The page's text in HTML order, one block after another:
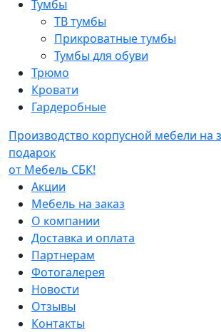
Тумбы
ТВ тумбы
Прикроватные тумбы
Тумбы для обуви
Трюмо
Кровати
Гардеробные
Производство корпусной мебели на
подарок
от Мебель СБК!
Акции
Мебель на заказ
О компании
Доставка и оплата
Партнерам
Фотогалерея
Новости
Отзывы
Контакты